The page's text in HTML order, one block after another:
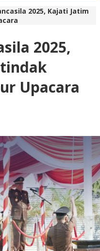
2025, Kajati Jatim
2025,
Upacara